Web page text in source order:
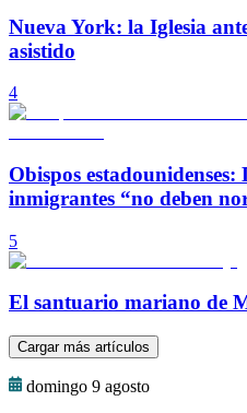
Nueva York: la Iglesia
asistido
4
Obispos estadounidenses:
inmigrantes “no deben
5
El santuario mariano de
Cargar más artículos
domingo 9 agosto